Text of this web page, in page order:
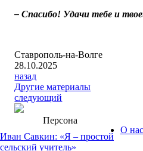
– Спасибо! Удачи тебе и
Ставрополь-на-Волге
28.10.2025
назад
Другие материалы
следующий
Персона
Иван Савкин: «Я – простой
сельский учитель»
О нас